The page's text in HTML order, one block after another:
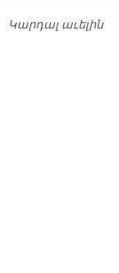
Կարդալ աւելին